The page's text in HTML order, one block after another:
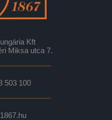
Kft
Miksa utca 7.
503 100